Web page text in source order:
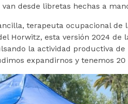
desde libretas hechas a
terapeuta ocupacional de
Horwitz, esta versión 2024
la actividad productiva
expandirnos y tenemos